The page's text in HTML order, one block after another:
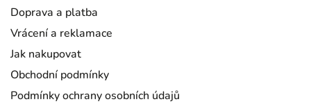
Doprava a platba
Vrácení a reklamace
Jak nakupovat
Obchodní podmínky
Podmínky ochrany osobních údajů